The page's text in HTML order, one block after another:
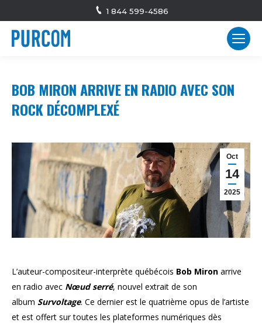
1 844 599-4586
BOB MIRON ARRIVE EN RADIO AVEC SON
ROCK DÉCOMPLEXÉ
Oct
14
2025
L’auteur-compositeur-interprète québécois Bob Miron arrive
en radio avec Nœud serré, nouvel extrait de son
album Survoltage. Ce dernier est le quatrième opus de l’artiste
et est offert sur toutes les plateformes numériques dès